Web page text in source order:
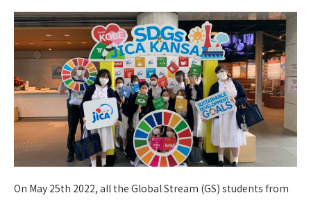
On May 25th 2022, all the Global Stream (GS) students from